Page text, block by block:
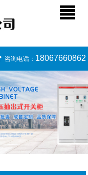
咨询电话： 18067660862